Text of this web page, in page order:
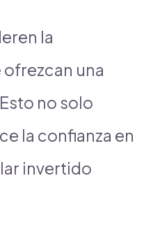
la
una
no solo
la confianza en
invertido